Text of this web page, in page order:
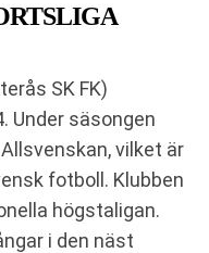
SK FK)
Under säsongen
vilket är
fotboll. Klubben
högstaligan.
i den näst